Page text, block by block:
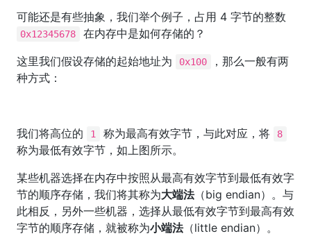
可能还是有些抽象，我们举个例子，占用 4 字节的整数
0x12345678
在内存中是如何存储的？
这里我们假设存储的起始地址为
0x100
，那么一般有两
种方式：
我们将高位的 1 称为最高有效字节，与此对应，将 8
称为最低有效字节，如上图所示。
某些机器选择在内存中按照从最高有效字节到最低有效字
节的顺序存储，我们将其称为大端法（big endian）。与
此相反，另外一些机器，选择从最低有效字节到最高有效
字节的顺序存储，就被称为小端法（little endian）。